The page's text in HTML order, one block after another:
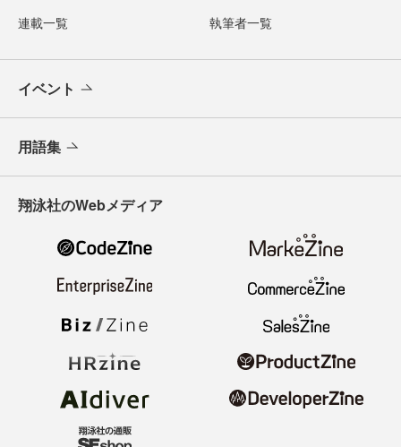
連載一覧 執筆者一覧
イベント
用語集
翔泳社のWebメディア